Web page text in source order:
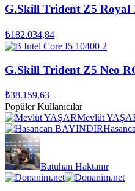
G.Skill Trident Z5 Royal
₺182.034,84
G.Skill Trident Z5 Neo
₺38.159,63
Popüler Kullanıcılar
Mevlüt
Batuhan Haktanır